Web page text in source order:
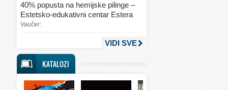
Svet mode
Svet sporta
Svet tehnike
40% popusta na hemijske pilinge –
Estetsko-edukativni centar Estera
Vaučer:
VIDI SVE
KATALOZI